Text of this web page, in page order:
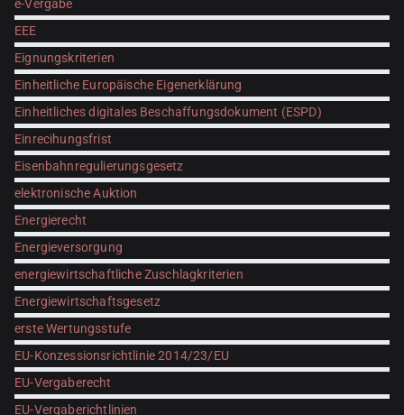
e-Vergabe
EEE
Eignungskriterien
Einheitliche Europäische Eigenerklärung
Einheitliches digitales Beschaffungsdokument (ESPD)
Einrecihungsfrist
Eisenbahnregulierungsgesetz
elektronische Auktion
Energierecht
Energieversorgung
energiewirtschaftliche Zuschlagkriterien
Energiewirtschaftsgesetz
erste Wertungsstufe
EU-Konzessionsrichtlinie 2014/23/EU
EU-Vergaberecht
EU-Vergaberichtlinien